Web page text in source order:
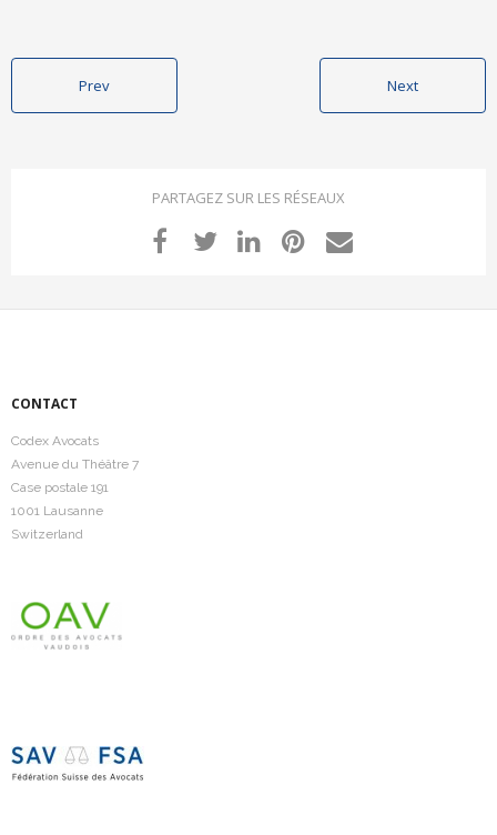
Prev Next
PARTAGEZ SUR LES RÉSEAUX
CONTACT
Codex Avocats
Avenue du Théâtre 7
Case postale 191
1001 Lausanne
Switzerland